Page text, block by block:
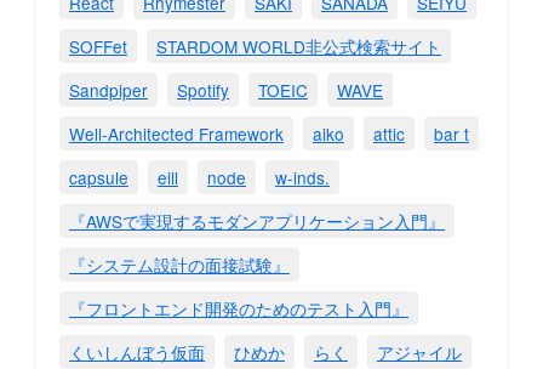
SOFFet
STARDOM WORLD非公式検索サイト
Sandpiper
Spotify TOEIC
WAVE
Well-Architected Framework
aiko attic
bar t
capsule
eill node
w-inds.
『AWSで実現するモダンアプリケーション入門』
『システム設計の面接試験』
『フロントエンド開発のためのテスト入門』
くいしんぼう仮面
ひめか らく
アジャイル